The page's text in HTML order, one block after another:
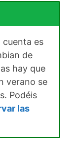
cuenta es
de
hay que
verano se
Podéis
las